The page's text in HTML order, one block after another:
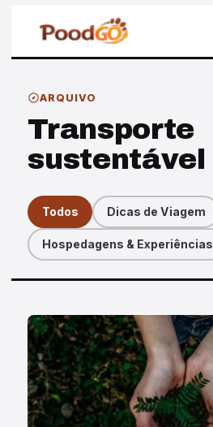
ARQUIVO
Transporte
sustentável
Todos Dicas de Viagem
Hospedagens & Experiências
Artigos